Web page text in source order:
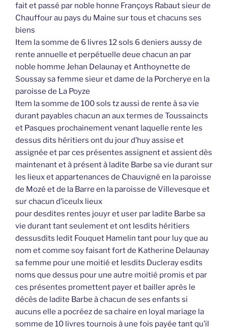
fait et passé par noble honne Françoys Rabaut sieur de
Chauffour au pays du Maine sur tous et chacuns ses
biens
Item la somme de 6 livres 12 sols 6 deniers aussy de
rente annuelle et perpétuelle deue chacun an par
noble homme Jehan Delaunay et Anthoynette de
Soussay sa femme sieur et dame de la Porcherye en la
paroisse de La Poyze
Item la somme de 100 sols tz aussi de rente à sa vie
durant payables chacun an aux termes de Toussaincts
et Pasques prochainement venant laquelle rente les
dessus dits héritiers ont du jour d’huy assise et
assignée et par ces présentes assignent et assient dès
maintenant et à présent à ladite Barbe sa vie durant sur
les lieux et appartenances de Chauvigné en la paroisse
de Mozé et de la Barre en la paroisse de Villevesque et
sur chacun d’iceulx lieux
pour desdites rentes jouyr et user par ladite Barbe sa
vie durant tant seulement et ont lesdits héritiers
dessusdits ledit Fouquet Hamelin tant pour luy que au
nom et comme soy faisant fort de Katherine Delaunay
sa femme pour une moitié et lesdits Ducleray esdits
noms que dessus pour une autre moitié promis et par
ces présentes promettent payer et bailler après le
décès de ladite Barbe à chacun de ses enfants si
aucuns elle a pocréez de sa chaire en loyal mariage la
somme de 10 livres tournois à une fois payée tant qu’il